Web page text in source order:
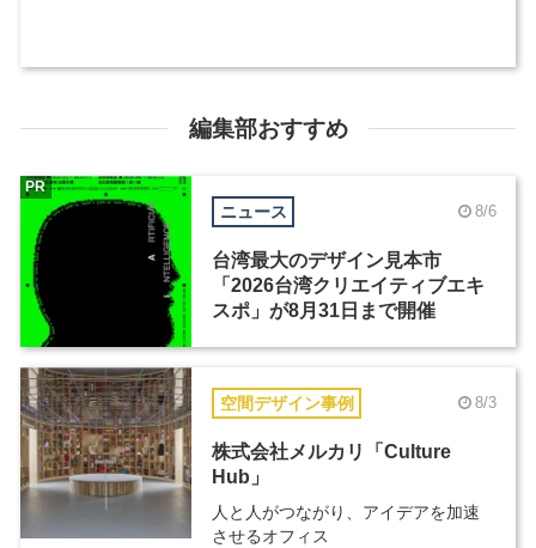
編集部おすすめ
ニュース 8/6
台湾最大のデザイン見本市
「2026台湾クリエイティブエキ
スポ」が8月31日まで開催
PR
空間デザイン事例 8/3
株式会社メルカリ「Culture
Hub」
人と人がつながり、アイデアを加速
させるオフィス